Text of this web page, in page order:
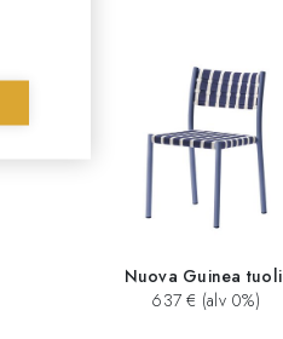
Nuova Guinea tuoli
637 € (alv 0%)